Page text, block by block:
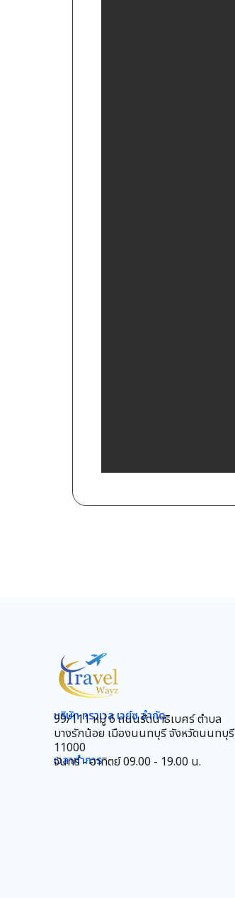
บริษัท ทราเวล เวย์ซ จำกัด
99/111 หมู่ 6 ถนนรัตนาธิเบศร์ ตำบล
บางรักน้อย เมืองนนทบุรี จังหวัดนนทบุรี
11000
เวลาทำการ
จันทร์ - อาทิตย์ 09.00 - 19.00 น.